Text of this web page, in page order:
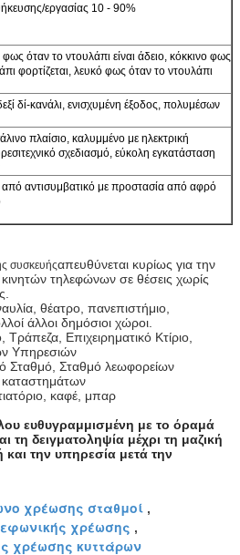
εργασίας 10 - 90%
φως όταν το ντουλάπι είναι άδειο, κόκκινο φως
φορτίζεται, λευκό φως όταν το ντουλάπι
δί-κανάλι, ενισχυμένη έξοδος, πολυμέσων
πλαίσιο, καλυμμένο με ηλεκτρική
σχεδιασμό, εύκολη εγκατάσταση
από αντισυμβατικό με προστασία από αφρό
συσκευήςαπευθύνεται κυρίως για την
τηλεφώνων σε θέσεις χωρίς
θέατρο, πανεπιστήμιο,
άλλοι δημόσιοι χώροι.
Επιχειρηματικό Κτίριο,
Υπηρεσιών
Σταθμό, Σταθμό λεωφορείων
καταστημάτων
καφέ, μπαρ
ευθυγραμμισμένη με το όραμά
τη δειγματοληψία μέχρι τη μαζική
την υπηρεσία μετά την
χρέωσης σταθμοί ,
χρέωσης ,
χρέωσης κυττάρων